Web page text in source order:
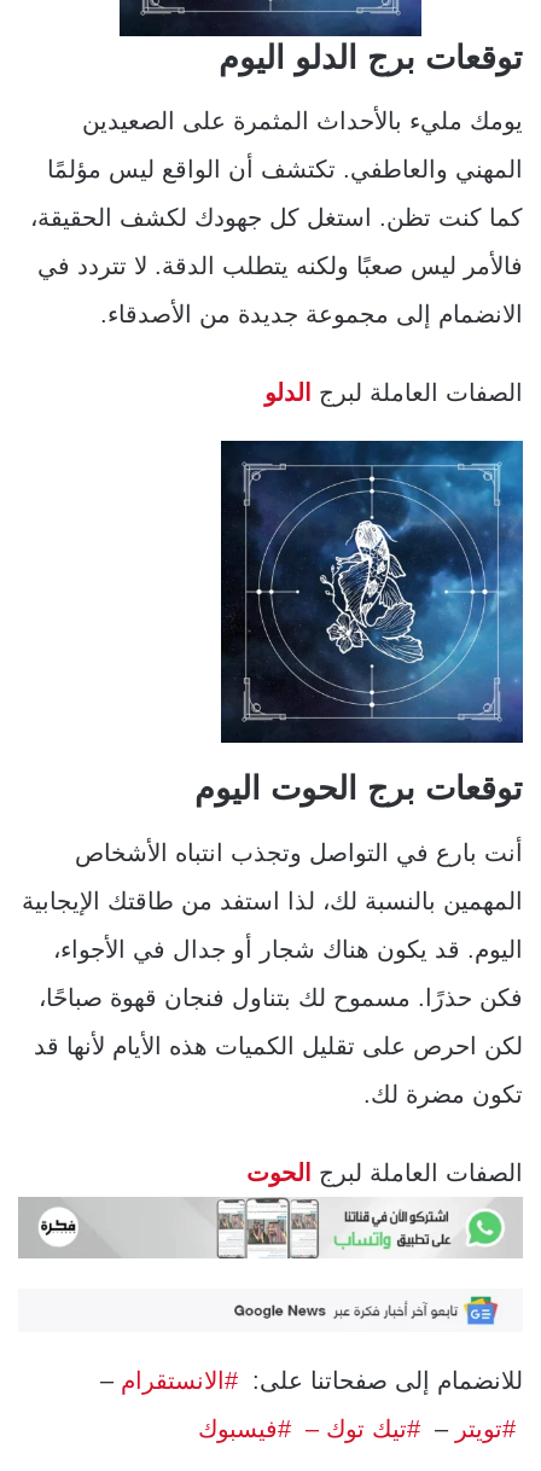
توقعات برج الدلو اليوم
يومك مليء بالأحداث المثمرة على الصعيدين
المهني والعاطفي. تكتشف أن الواقع ليس مؤلمًا
كما كنت تظن. استغل كل جهودك لكشف الحقيقة،
فالأمر ليس صعبًا ولكنه يتطلب الدقة. لا تتردد في
الانضمام إلى مجموعة جديدة من الأصدقاء.
الصفات العاملة لبرج الدلو
توقعات برج الحوت اليوم
أنت بارع في التواصل وتجذب انتباه الأشخاص
المهمين بالنسبة لك، لذا استفد من طاقتك الإيجابية
اليوم. قد يكون هناك شجار أو جدال في الأجواء،
فكن حذرًا. مسموح لك بتناول فنجان قهوة صباحًا،
لكن احرص على تقليل الكميات هذه الأيام لأنها قد
تكون مضرة لك.
الصفات العاملة لبرج الحوت
للانضمام إلى صفحاتنا على: #الانستقرام –
#تويتر – #تيك توك – #فيسبوك